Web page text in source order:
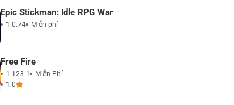
Epic Stickman: Idle RPG War
1.0.74 Miễn phí
Free Fire
1.123.1
Miễn Phí
1.0